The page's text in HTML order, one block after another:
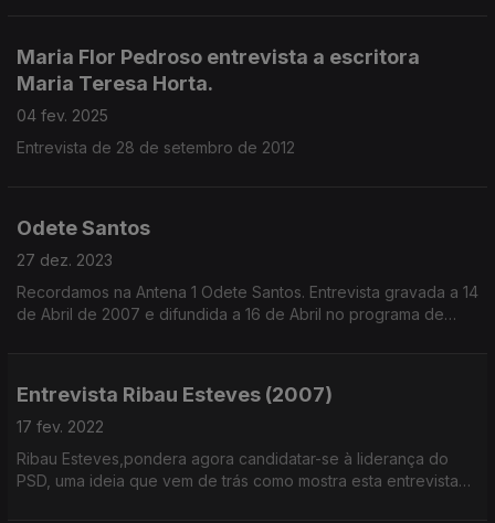
referências a Mário Soares, Manuel Alegre e José Sócrates
Maria Flor Pedroso entrevista a escritora
Maria Teresa Horta.
04 fev. 2025
Entrevista de 28 de setembro de 2012
Odete Santos
27 dez. 2023
Recordamos na Antena 1 Odete Santos. Entrevista gravada a 14
de Abril de 2007 e difundida a 16 de Abril no programa de
Entrevista Ribau Esteves (2007)
17 fev. 2022
Ribau Esteves,pondera agora candidatar-se à liderança do
PSD, uma ideia que vem de trás como mostra esta entrevista